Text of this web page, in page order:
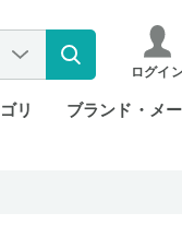
ログイ
リ ブランド・メ